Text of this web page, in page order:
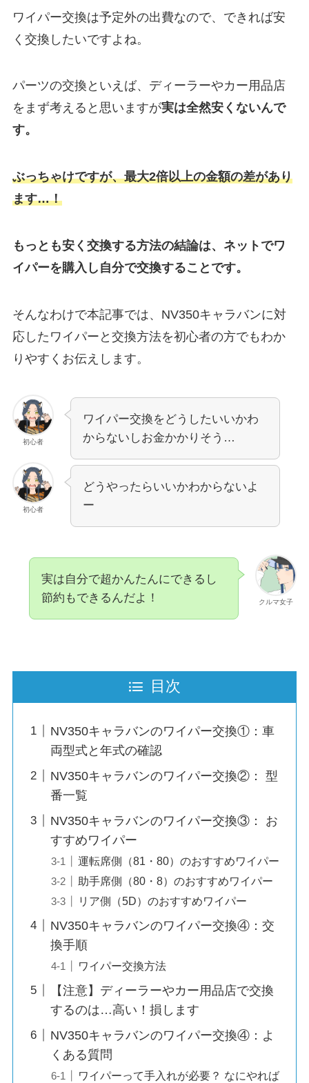
ワイパー交換は予定外の出費なので、できれば安
く交換したいですよね。
パーツの交換といえば、ディーラーやカー用品店
をまず考えると思いますが実は全然安くないんで
す。
ぶっちゃけですが、最大2倍以上の金額の差があり
ます…！
もっとも安く交換する方法の結論は、ネットでワ
イパーを購入し自分で交換することです。
そんなわけで本記事では、 NV350キャラバンに対
応したワイパーと交換方法を初心者の方でもわか
りやすくお伝えします。
初心者
ワイパー交換をどうしたいいかわ
からないしお金かかりそう…
初心者
どうやったらいいかわからないよ
ー
クルマ女子
実は自分で超かんたんにできるし
節約もできるんだよ！
目次
NV350キャラバンのワイパー交換①：車
両型式と年式の確認
NV350キャラバンのワイパー交換②： 型
番一覧
NV350キャラバンのワイパー交換③： お
すすめワイパー
運転席側（81・80）のおすすめワイパー
助手席側（80・8）のおすすめワイパー
リア側（5D）のおすすめワイパー
NV350キャラバンのワイパー交換④：交
換手順
ワイパー交換方法
【注意】ディーラーやカー用品店で交換
するのは…高い！損します
NV350キャラバンのワイパー交換④：よ
くある質問
ワイパーって手入れが必要？ なにやれば